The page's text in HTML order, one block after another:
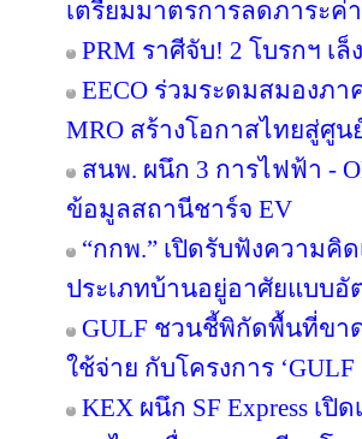
เตรียมมาตรการลดภาระค่
PRM ราศีจับ! 2 โบรกฯ เ
EECO ร่วมระดมสมองภ
MRO สร้างโอกาสไทยสู่ศู
สนพ. ผนึก 3 การไฟฟ้า -
ข้อมูลสถานีชาร์จ EV
“กกพ.” เปิดรับฟังความคิ
ประเภทบ้านอยู่อาศัยแบบอั
GULF ชวนชี้พิกัดพื้นที่ขา
ใช้จ่าย กับโครงการ
KEX ผนึก SF Express เ